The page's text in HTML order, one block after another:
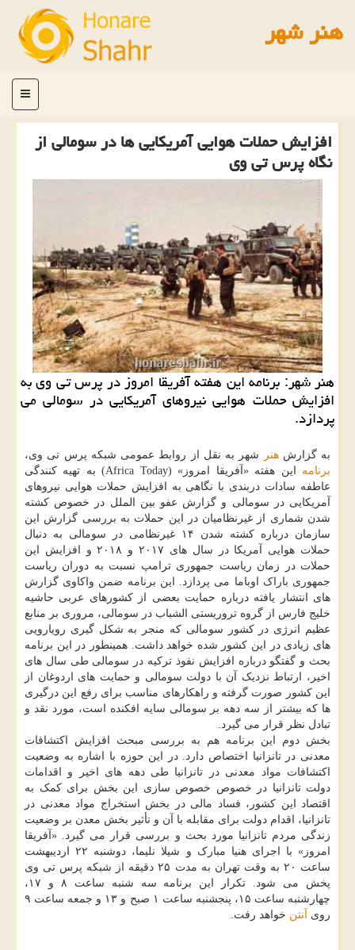
هنر شهر
منو
افزایش حملات هوایی آمریكایی ها در سومالی از
نگاه پرس تی وی
هنر شهر: برنامه این هفته آفریقا امروز در پرس تی وی به
افزایش حملات هوایی نیروهای آمریكایی در سومالی می
پردازد.
به گزارشهنر
شهر به نقل از روابط عمومی شبکه پرس تی وی،
برنامه
این هفته «آفریقا امروز» (Africa Today) به تهیه کنندگی
عاطفه سادات دربندی با نگاهی به افزایش حملات هوایی نیروهای
آمریکایی در سومالی و گزارش عفو بین الملل در خصوص کشته
شدن شماری از غیرنظامیان در این حملات به بررسی گزارش این
سازمان درباره کشته شدن ۱۴ غیرنظامی در سومالی به دنبال
حملات هوایی آمریکا در سال های ۲۰۱۷ و ۲۰۱۸ و افزایش این
حملات در زمان ریاست جمهوری ترامپ نسبت به دوران ریاست
جمهوری باراک اوباما می پردازد. این برنامه ضمن واکاوی گزارش
های انتشار یافته درباره حمایت بعضی از کشورهای عربی حاشیه
خلیج فارس از گروه تروریستی الشباب در سومالی، مروری بر منابع
عظیم انرژی در کشور سومالی که منجر به شکل گیری رویارویی
های زیادی در این کشور شده خواهد داشت. همینطور در این برنامه
بحث و گفتگو درباره افزایش نفوذ ترکیه در سومالی طی سال های
اخیر، ارتباط نزدیک آن با دولت سومالی و حمایت های اردوغان از
این کشور صورت گرفته و راهکارهای مناسب برای رفع این درگیری
ها که بیشتر از سه دهه بر سومالی سایه افکنده است، مورد نقد و
تبادل نظر قرار می گیرد.
بخش دوم این برنامه هم به بررسی مبحث افزایش اکتشافات
معدنی در تانزانیا اختصاص دارد. در این حوزه با اشاره به وضعیت
اکتشافات مواد معدنی در تانزانیا طی دهه های اخیر و اقدامات
دولت تانزانیا در خصوص خصوص سازی این بخش برای کمک به
اقتصاد این کشور، فساد مالی در بخش استخراج مواد معدنی در
تانزانیا، اقدام دولت برای مقابله با آن و تأثیر بخش معدن بر وضعیت
زندگی مردم تانزانیا مورد بحث و بررسی قرار می گیرد. «آفریقا
امروز» با اجرای هنیا مبارک و شیلا نلیما، دوشنبه ۲۲ اردیبهشت
ساعت ۲۰ به وقت تهران به مدت ۲۵ دقیقه از شبکه پرس تی وی
پخش می شود. تکرار این برنامه سه شنبه ساعت ۸ و ۱۷،
چهارشنبه ساعت ۱۵، پنجشنبه ساعت ۱ صبح و ۱۳ و جمعه ساعت ۹
روی
آنتن خواهد رفت.